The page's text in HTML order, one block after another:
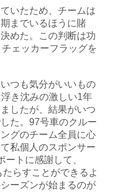
いたため、チームは
までいるほうに賭
めた。この判断は功
ェッカーフラッグを
つも気分がいいもの
き沈みの激しい1年
したが、結果がいつ
た。97号車のクルー
グのチーム全員に心
私個人のスポンサー
トに感謝して、
らすことができるよ
ーズンが始まるのが